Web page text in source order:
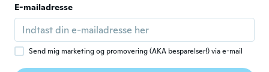
Just as the picture. It fits on my 10 month
old. It even fits on me. The material is a
foam.
for ca. 7 år siden
E-mailadresse
Send mig marketing og promovering (AKA besparelser!) via e-mail